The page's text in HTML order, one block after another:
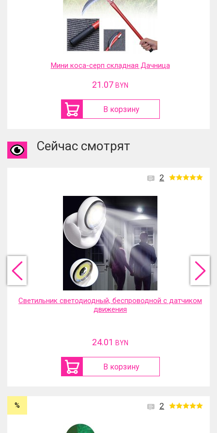
Мини коса-серп складная Дачница
21.07 BYN
В корзину
Сейчас смотрят
2
Светильник светодиодный, беспроводной с датчиком
движения
24.01 BYN
В корзину
2
%